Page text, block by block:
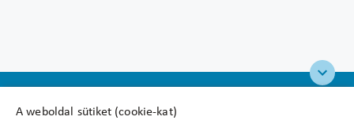
A weboldal sütiket (cookie-kat)